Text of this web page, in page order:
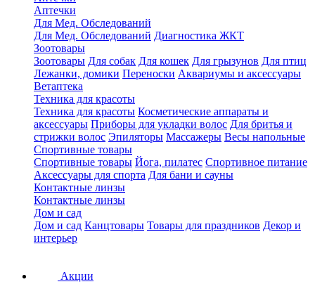
Аптечки
Для Мед. Обследований
Для Мед. Обследований Диагностика ЖКТ
Зоотовары
Зоотовары Для собак Для кошек Для грызунов Для птиц
Лежанки, домики Переноски Аквариумы и аксессуары
Ветаптека
Техника для красоты
Техника для красоты Косметические аппараты и
аксессуары Приборы для укладки волос Для бритья и
стрижки волос Эпиляторы Массажеры Весы напольные
Спортивные товары
Спортивные товары Йога, пилатес Спортивное питание
Аксессуары для спорта Для бани и сауны
Контактные линзы
Контактные линзы
Дом и сад
Дом и сад Канцтовары Товары для праздников Декор и
интерьер
Акции